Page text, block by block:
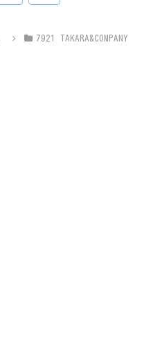
7921 TAKARA&COMPANY